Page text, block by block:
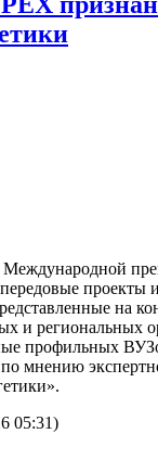
проекты
на
и региональных
профильных
мнению
05:31)